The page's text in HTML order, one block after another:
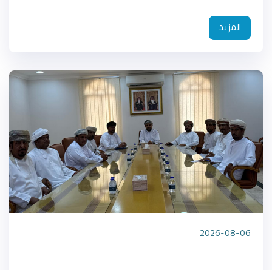
المزيد
2026-08-06